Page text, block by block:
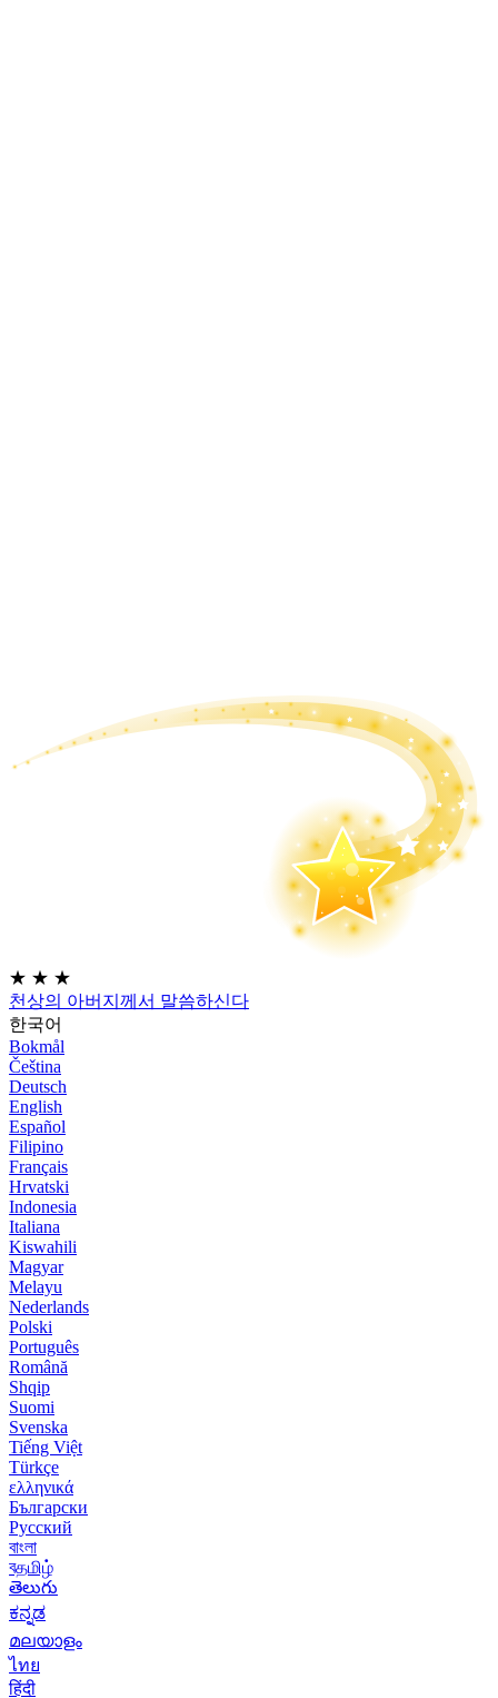
★ ★ ★
천상의 아버지께서 말씀하신다
한국어
Bokmål
Čeština
Deutsch
English
Español
Filipino
Français
Hrvatski
Indonesia
Italiana
Kiswahili
Magyar
Melayu
Nederlands
Polski
Português
Română
Shqip
Suomi
Svenska
Tiếng Việt
Türkçe
ελληνικά
Български
Русский
বাংলা
বதமிழ்
తెలుగు
ಕನ್ನಡ
മലയാളം
ไทย
हिंदी